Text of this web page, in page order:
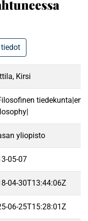
Kirsi
yliopisto
05-07
04-30T13:44:06Z
06-25T15:28:01Z